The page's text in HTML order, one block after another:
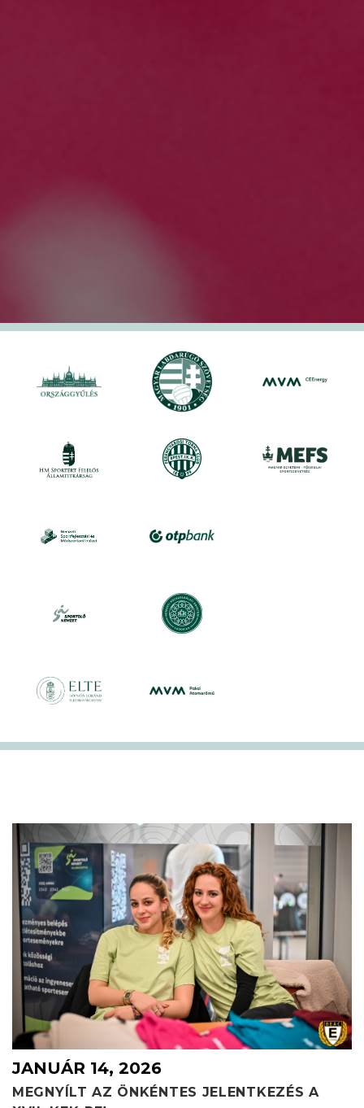
JANUÁR 14, 2026
MEGNYÍLT AZ ÖNKÉNTES JELENTKEZÉS A